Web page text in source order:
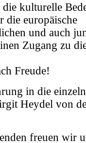
die kulturelle
die europäische
und auch
Zugang zu
Freude!
in die
Heydel von
freuen wir